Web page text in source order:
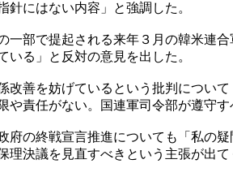
針にはない内容」と強調した。
一部で提起される来年３月の韓米連
いる」と反対の意見を出した。
改善を妨げているという批判につい
や責任がない。国連軍司令部が遵守
府の終戦宣言推進についても「私の
理決議を見直すべきという主張が出